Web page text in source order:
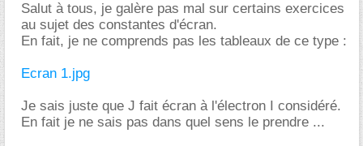
Salut à tous, je galère pas mal sur certains exercices
au sujet des constantes d'écran.
En fait, je ne comprends pas les tableaux de ce type :
Ecran 1.jpg
Je sais juste que J fait écran à l'électron I considéré.
En fait je ne sais pas dans quel sens le prendre ...